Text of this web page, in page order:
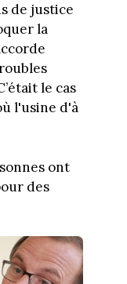
de justice
la
le cas
l'usine d'à
ont
des